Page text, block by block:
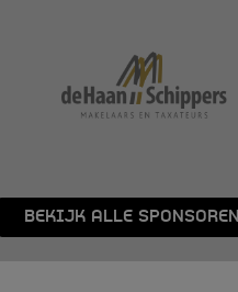
BEKIJK ALLE SPONSOREN